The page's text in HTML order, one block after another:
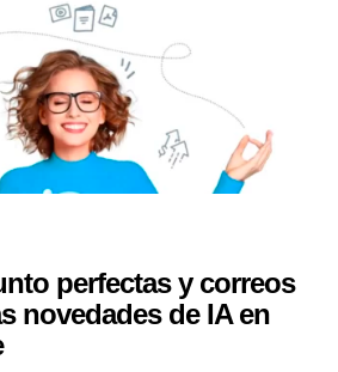
perfectas y correos
novedades de IA en